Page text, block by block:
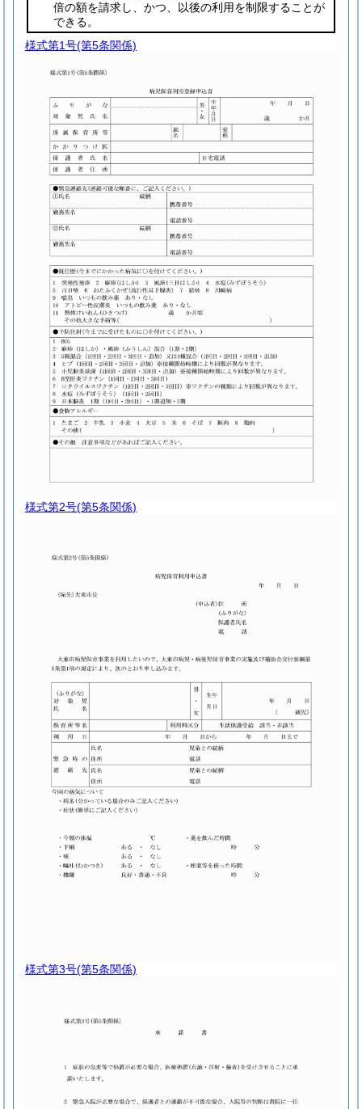
倍の額を請求し、かつ、以後の利用を制限することが
できる。
様式第1号(第5条関係)
様式第2号(第5条関係)
様式第3号(第5条関係)